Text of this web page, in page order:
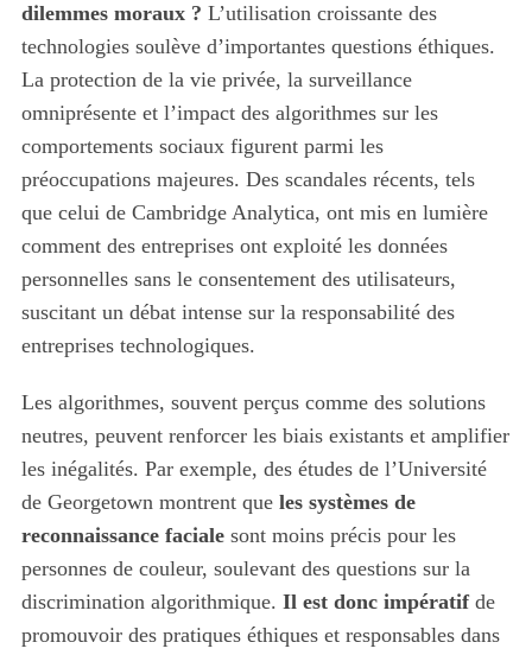
dilemmes moraux ? L’utilisation croissante des
technologies soulève d’importantes questions éthiques.
La protection de la vie privée, la surveillance
omniprésente et l’impact des algorithmes sur les
comportements sociaux figurent parmi les
préoccupations majeures. Des scandales récents, tels
que celui de Cambridge Analytica, ont mis en lumière
comment des entreprises ont exploité les données
personnelles sans le consentement des utilisateurs,
suscitant un débat intense sur la responsabilité des
entreprises technologiques.
Les algorithmes, souvent perçus comme des solutions
neutres, peuvent renforcer les biais existants et amplifier
les inégalités. Par exemple, des études de l’Université
de Georgetown montrent que les systèmes de
reconnaissance facialesont moins précis pour les
personnes de couleur, soulevant des questions sur la
discrimination algorithmique. Il est donc impératifde
promouvoir des pratiques éthiques et responsables dans